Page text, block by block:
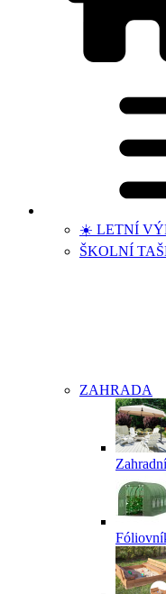
☀️ LETNÍ
ŠKOLNÍ
ZAHRADA